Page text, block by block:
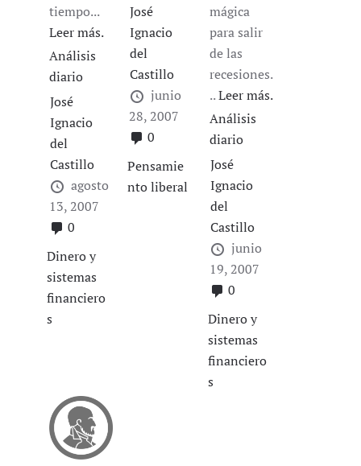
tiempo...
Leer más.
Análisis
diario
José
Ignacio
del
Castillo
agosto
13, 2007
0
Dinero y
sistemas
financiero
s
José
Ignacio
del
Castillo
junio
28, 2007
0
Pensamie
nto liberal
mágica
para salir
de las
recesiones.
..Leer más.
Análisis
diario
José
Ignacio
del
Castillo
junio
19, 2007
0
Dinero y
sistemas
financiero
s